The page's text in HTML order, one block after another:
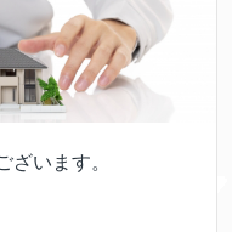
ざいます。